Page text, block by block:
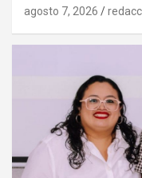
agosto 7, 2026